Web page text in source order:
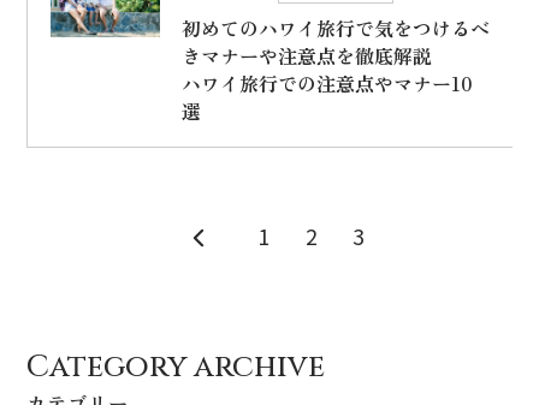
初めてのハワイ旅行で気をつけるべ
きマナーや注意点を徹底解説
ハワイ旅行での注意点やマナー10
選
1 2 3
Category archive